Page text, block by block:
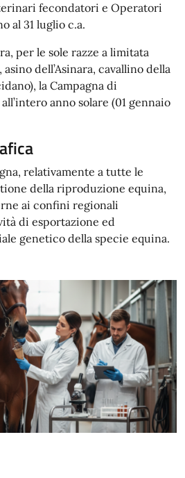
fecondatori e Operatori
al 31 luglio c.a.
per le sole razze a limitata
dell’Asinara, cavallino della
la Campagna di
anno solare (01 gennaio
relativamente a tutte le
della riproduzione equina,
ai confini regionali
di esportazione ed
genetico della specie equina.